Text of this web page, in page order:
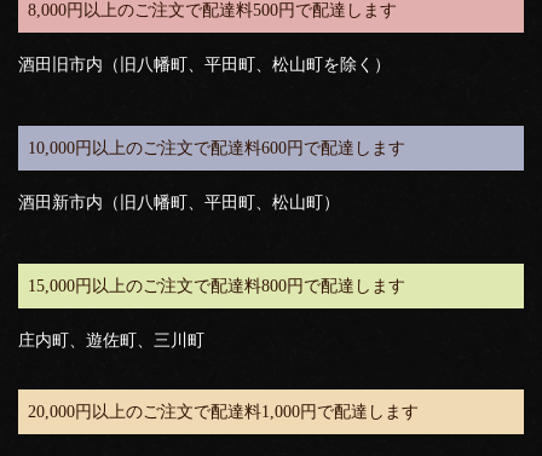
8,000円以上のご注文で配達料500円で配達します
酒田旧市内（旧八幡町、平田町、松山町を除く）
10,000円以上のご注文で配達料600円で配達します
酒田新市内（旧八幡町、平田町、松山町）
15,000円以上のご注文で配達料800円で配達します
庄内町、遊佐町、三川町
20,000円以上のご注文で配達料1,000円で配達します